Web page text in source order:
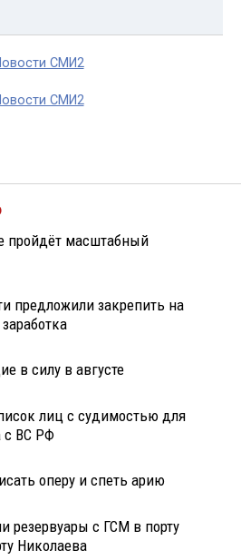
СМИ2
СМИ2
пройдёт масштабный
предложили закрепить на
в силу в августе
лиц с судимостью для
с ВС РФ
оперу и спеть арию
резервуары с ГСМ в порту
Николаева